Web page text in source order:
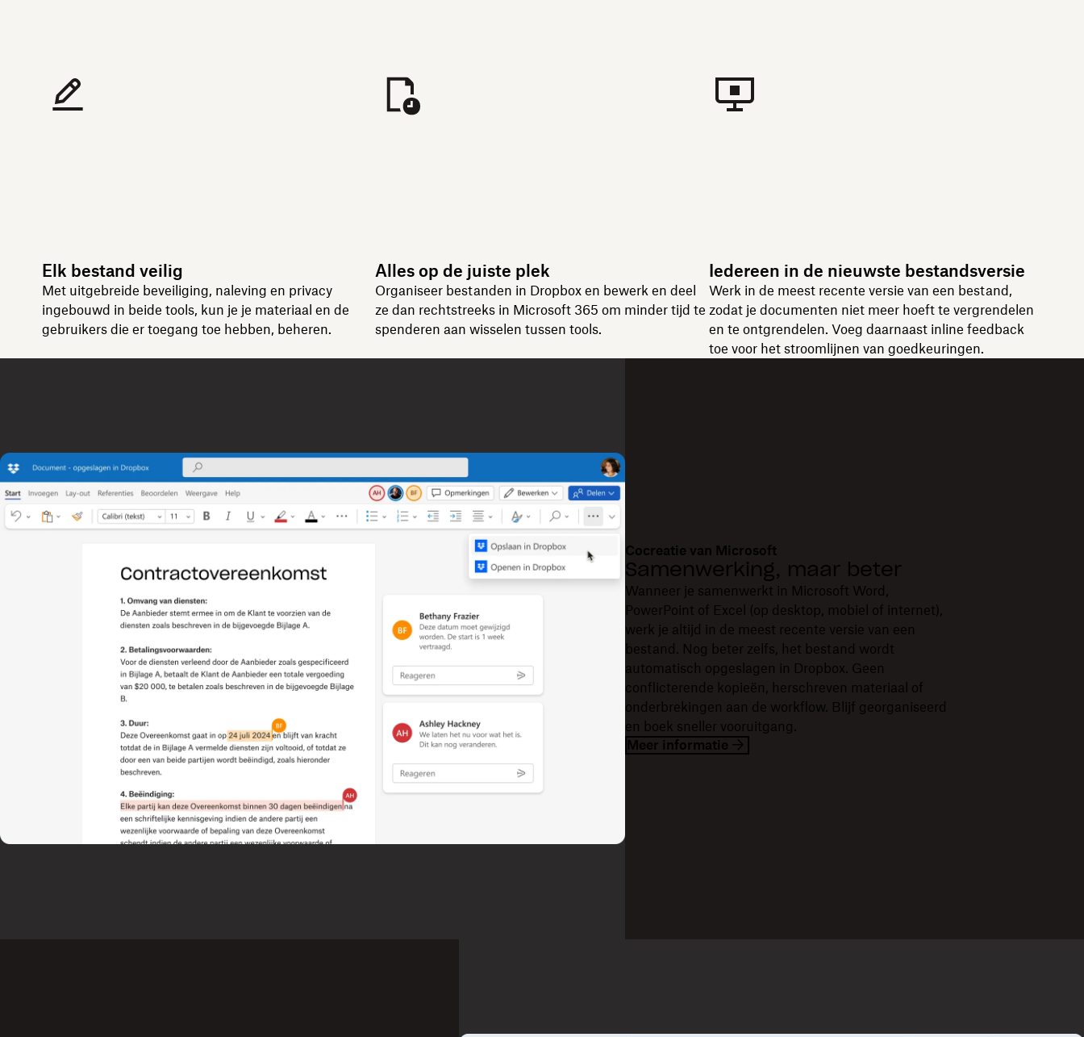
Elk bestand veilig
Met uitgebreide beveiliging, naleving en privacy
ingebouwd in beide tools, kun je je materiaal en de
gebruikers die er toegang toe hebben, beheren.
Alles op de juiste plek
Organiseer bestanden in Dropbox en bewerk en deel
ze dan rechtstreeks in Microsoft 365 om minder tijd te
spenderen aan wisselen tussen tools.
Iedereen in de nieuwste bestandsversie
Werk in de meest recente versie van een bestand,
zodat je documenten niet meer hoeft te vergrendelen
en te ontgrendelen. Voeg daarnaast inline feedback
toe voor het stroomlijnen van goedkeuringen.
Cocreatie van Microsoft
Samenwerking, maar beter
Wanneer je samenwerkt in Microsoft Word,
PowerPoint of Excel (op desktop, mobiel of internet),
werk je altijd in de meest recente versie van een
bestand. Nog beter zelfs, het bestand wordt
automatisch opgeslagen in Dropbox. Geen
conflicterende kopieën, herschreven materiaal of
onderbrekingen aan de workflow. Blijf georganiseerd
en boek sneller vooruitgang.
Meer informatie